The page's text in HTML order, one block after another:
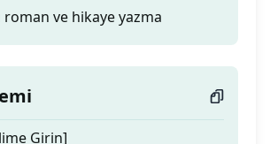
roman ve hikaye yazma
Girin]